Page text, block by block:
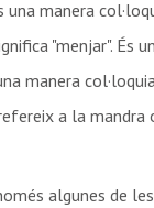
una manera
"menjar". És
manera
a la mandra
algunes de